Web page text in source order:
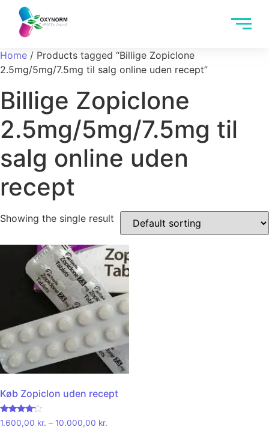
Home / Products tagged “Billige Zopiclone
2.5mg/5mg/7.5mg til salg online uden recept”
Billige Zopiclone
2.5mg/5mg/7.5mg til
salg online uden
recept
Showing the single result
Køb Zopiclon uden recept
Rated
4.00
1.600,00 kr. – 10.000,00 kr.